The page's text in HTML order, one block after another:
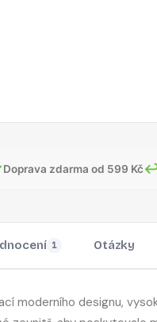
Doprava zdarma od 599 Kč
1 Otázky
moderního designu,